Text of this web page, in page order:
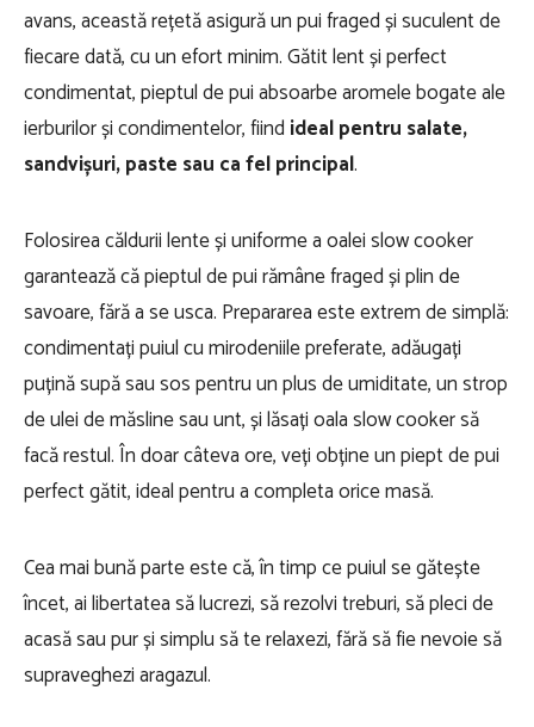
avans, această rețetă asigură un pui fraged și suculent de
fiecare dată, cu un efort minim. Gătit lent și perfect
condimentat, pieptul de pui absoarbe aromele bogate ale
ierburilor și condimentelor, fiind ideal pentru salate,
sandvișuri, paste sau ca fel principal.
Folosirea căldurii lente și uniforme a oalei slow cooker
garantează că pieptul de pui rămâne fraged și plin de
savoare, fără a se usca. Prepararea este extrem de simplă:
condimentați puiul cu mirodeniile preferate, adăugați
puțină supă sau sos pentru un plus de umiditate, un strop
de ulei de măsline sau unt, și lăsați oala slow cooker să
facă restul. În doar câteva ore, veți obține un piept de pui
perfect gătit, ideal pentru a completa orice masă.
Cea mai bună parte este că, în timp ce puiul se gătește
încet, ai libertatea să lucrezi, să rezolvi treburi, să pleci de
acasă sau pur și simplu să te relaxezi, fără să fie nevoie să
supraveghezi aragazul.